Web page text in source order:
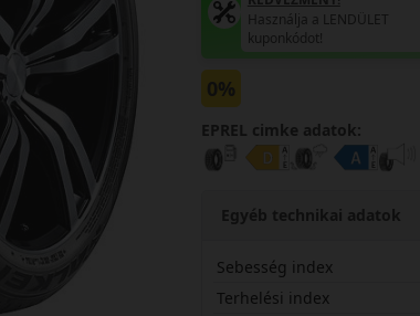
Használja a LENDÜLET
kuponkódot!
0%
EPREL cimke adatok:
Egyéb technikai adatok
Sebesség index
Terhelési index